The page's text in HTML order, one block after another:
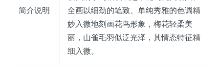
简介说明
全画以细劲的笔致、单纯秀雅的色调精
妙入微地刻画花鸟形象，梅花轻柔美
丽，山雀毛羽似泛光泽，其情态特征精
细入微。